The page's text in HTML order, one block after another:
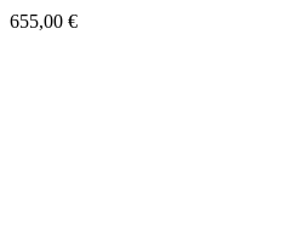
655,00 €